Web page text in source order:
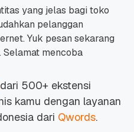
yang jelas bagi toko
pelanggan
Yuk pesan sekarang
Selamat mencoba
dari 500+ ekstensi
kamu dengan layanan
dari Qwords.